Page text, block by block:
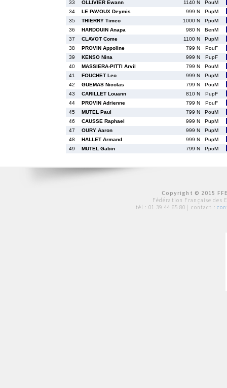
33
OLLIVIER Ewann 1140 N
PouM
34
LE PAVOUX Deymis 999 N
PupM
35
THIERRY Timeo 1000 N
PpoM
36
HARDOUIN Anapa 980 N
BenM
37
CLAVOT Come 1100 N
PupM
38
PROVIN Appoline 799 N
PouF
39
KENSO Nina 999 N
PupF
40
MASSIERA-PITTI Arvil 799 N
PouM
41
FOUCHET Leo 999 N
PupM
42
GUEMAS Nicolas 799 N
PouM
43
CARILLET Louann 810 N
PupF
44
PROVIN Adrienne 799 N
PouF
45
MUTEL Paul 799 N
PouM
46
CAUSSE Raphael 999 N
PupM
47
OURY Aaron 999 N
PupM
48
HALLET Armand 999 N
PupM
49
MUTEL Gabin 799 N PpoM
Copyright © 2015
Fédération Française des
tél : 01 39 44 65 80 | contact :